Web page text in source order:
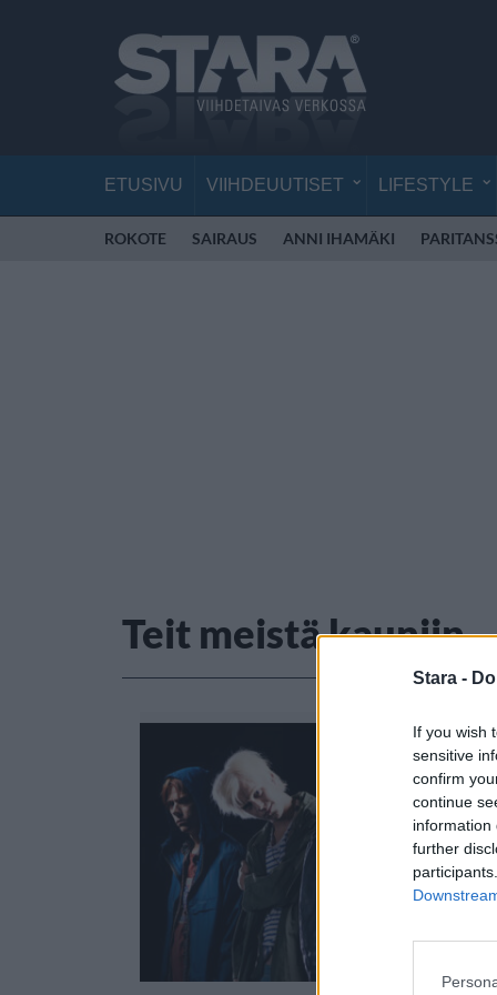
Stara -
If you wish
sensitive
confirm
continue
information
further
ETUSIVU VIIHDEUUTISET LIFESTYLE
ROKOTE SAIRAUS ANNI IHAMÄKI
Teit meistä kauniin